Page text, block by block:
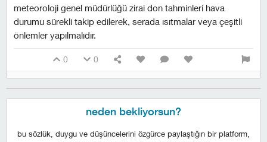
meteoroloji genel müdürlüğü zirai don tahminleri hava
durumu sürekli takip edilerek, serada ısıtmalar veya çeşitli
önlemler yapılmalıdır.
0 0
neden bekliyorsun?
bu sözlük, duygu ve düşüncelerini özgürce paylaştığın bir platform,